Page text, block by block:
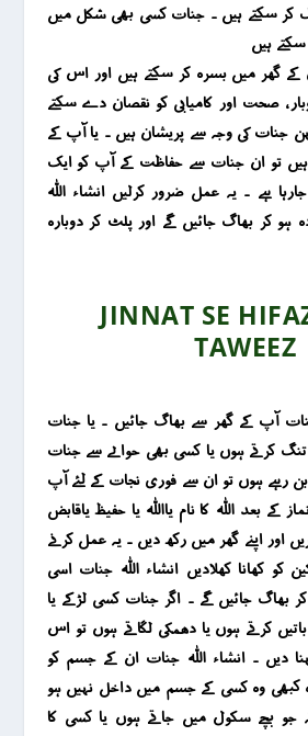
کر سکتے ہیں ۔ جنات کسی بھی شکل میں
ہیں
گھر میں بسرہ کر سکتے ہیں اور اس کی
، صحت اور کامیابی کو نقصان دے سکتے
بہن جنات کی وجہ سے پریشان ہیں ۔ یا آپ کے
تو ان جنات سے حفاظت کے آپ کو ایک
ہے ۔ یہ عمل ضرور کرلیں انشاء اللہ
کر بھاگ جائیں گے اور پلٹ کر دوبارہ
JINNAT SE
TAWEEZ
آپ کے گھر سے بھاگ جائیں ۔ یا جنات
تنگ کرتے ہوں یا کسی بھی حوالے سے جنات
رہے ہوں تو ان سے فوری نجات کے لئے آپ
کے بعد اللہ کا نام یااللہ یا حفیظ یاقابض
اور اپنے گھر میں رکھ دیں ۔ یہ عمل کرنے
کھانا کھلادیں انشاء اللہ جنات اسی
بھاگ جائیں گے ۔ اگر جنات کسی لڑکے یا
کرتے ہوں یا دھمکی لگاتے ہوں تو اس
دیں ۔ انشاء اللہ جنات ان کے جسم کو
کبھی وہ کسی کے جسم میں داخل نہیں ہو
جو بچے سکول میں جاتے ہوں یا کسی کا